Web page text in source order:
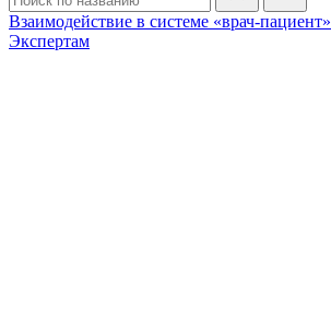
Взаимодействие в системе «врач-пациент»
Экспертам